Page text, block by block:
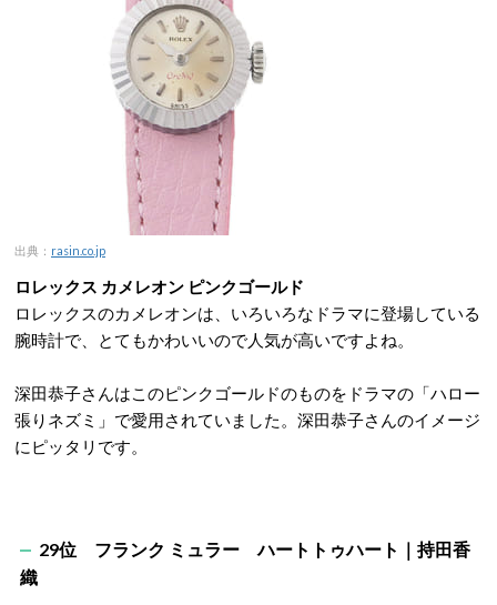
出典： rasin.co.jp
ロレックス カメレオン ピンクゴールド
ロレックスのカメレオンは、いろいろなドラマに登場している
腕時計で、とてもかわいいので人気が高いですよね。
深田恭子さんはこのピンクゴールドのものをドラマの「ハロー
張りネズミ」で愛用されていました。深田恭子さんのイメージ
にピッタリです。
29位 フランク ミュラー ハートトゥハート｜持田香
織